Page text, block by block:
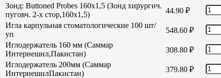
Зонд: Buttoned Probes 160х1,5 (Зонд хирургич.
пуговч. 2-х стор,160х1,5)
44.90 ₽
Игла карпульная стоматологические 100 шт/
уп
548.60 ₽
Иглодержатель 160 мм (Саммар
Интернешнл,Пакистан)
308.80 ₽
Иглодержатель 200мм (Саммар
ИнтернешнлПакистан)
379.80 ₽